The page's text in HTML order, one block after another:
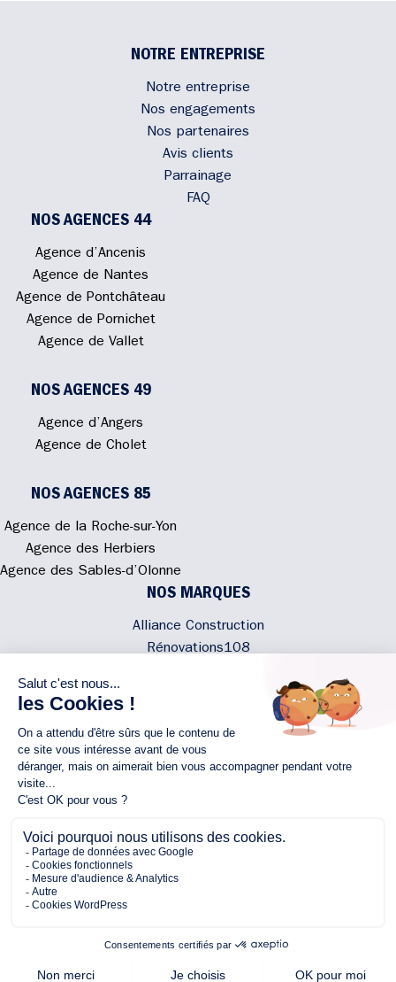
NOTRE ENTREPRISE
Notre entreprise
Nos engagements
Nos partenaires
Avis clients
Parrainage
FAQ
NOS AGENCES 44
Agence d’Ancenis
Agence de Nantes
Agence de Pontchâteau
Agence de Pornichet
Agence de Vallet
NOS AGENCES 49
Agence d’Angers
Agence de Cholet
NOS AGENCES 85
Agence de la Roche-sur-Yon
Agence des Herbiers
Agence des Sables-d’Olonne
NOS MARQUES
Alliance Construction
Rénovations108
NOUS CONTACTER
02 40 300 200
NOUS SUIVRE
Copyright © 2026 Alliance Protection des Données Personnelles